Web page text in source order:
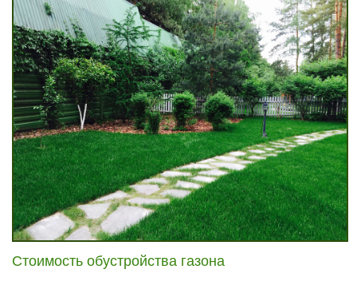
Стоимость обустройства газона